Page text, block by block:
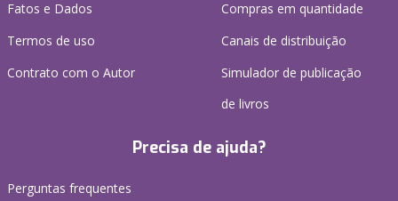
Fatos e Dados
Termos de uso
Contrato com o Autor
Compras em quantidade
Canais de distribuição
Simulador de publicação
de livros
Precisa de ajuda?
Perguntas frequentes